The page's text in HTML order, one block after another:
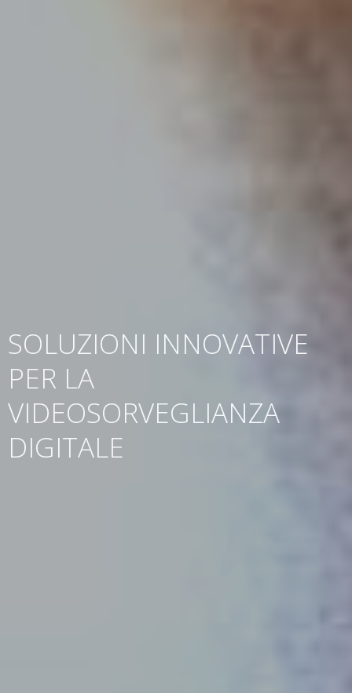
SOLUZIONI INNOVATIVE
PER LA
VIDEOSORVEGLIANZA
DIGITALE